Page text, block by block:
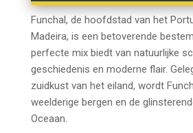
Funchal, de hoofdstad van het
Madeira, is een betoverende
perfecte mix biedt van natuurlijke
geschiedenis en moderne flair.
zuidkust van het eiland, wordt
weelderige bergen en de
Oceaan.